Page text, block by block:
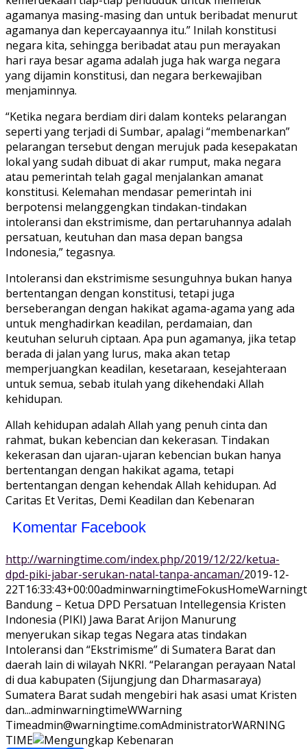
agamanya masing-masing dan untuk beribadat menurut
agamanya dan kepercayaannya itu.” Inilah konstitusi
negara kita, sehingga beribadat atau pun merayakan
hari raya besar agama adalah juga hak warga negara
yang dijamin konstitusi, dan negara berkewajiban
menjaminnya.
“Ketika negara berdiam diri dalam konteks pelarangan
seperti yang terjadi di Sumbar, apalagi “membenarkan”
pelarangan tersebut dengan merujuk pada kesepakatan
lokal yang sudah dibuat di akar rumput, maka negara
atau pemerintah telah gagal menjalankan amanat
konstitusi. Kelemahan mendasar pemerintah ini
berpotensi melanggengkan tindakan-tindakan
intoleransi dan ekstrimisme, dan pertaruhannya adalah
persatuan, keutuhan dan masa depan bangsa
Indonesia,” tegasnya.
Intoleransi dan ekstrimisme sesunguhnya bukan hanya
bertentangan dengan konstitusi, tetapi juga
berseberangan dengan hakikat agama-agama yang ada
untuk menghadirkan keadilan, perdamaian, dan
keutuhan seluruh ciptaan. Apa pun agamanya, jika tetap
berada di jalan yang lurus, maka akan tetap
memperjuangkan keadilan, kesetaraan, kesejahteraan
untuk semua, sebab itulah yang dikehendaki Allah
kehidupan.
Allah kehidupan adalah Allah yang penuh cinta dan
rahmat, bukan kebencian dan kekerasan. Tindakan
kekerasan dan ujaran-ujaran kebencian bukan hanya
bertentangan dengan hakikat agama, tetapi
bertentangan dengan kehendak Allah kehidupan. Ad
Caritas Et Veritas, Demi Keadilan dan Kebenaran
Komentar Facebook
http://warningtime.com/index.php/2019/12/22/ketua-
dpd-piki-jabar-serukan-natal-tanpa-ancaman/2019-12-
22T16:33:43+00:00adminwarningtimeFokusHome
Bandung – Ketua DPD Persatuan Intellegensia Kristen
Indonesia (PIKI) Jawa Barat Arijon Manurung
menyerukan sikap tegas Negara atas tindakan
Intoleransi dan “Ekstrimisme” di Sumatera Barat dan
daerah lain di wilayah NKRI. “Pelarangan perayaan Natal
di dua kabupaten (Sijungjung dan Dharmasaraya)
Sumatera Barat sudah mengebiri hak asasi umat Kristen
dan...adminwarningtimeWWarning
Timeadmin@warningtime.comAdministratorWARNING
TIME